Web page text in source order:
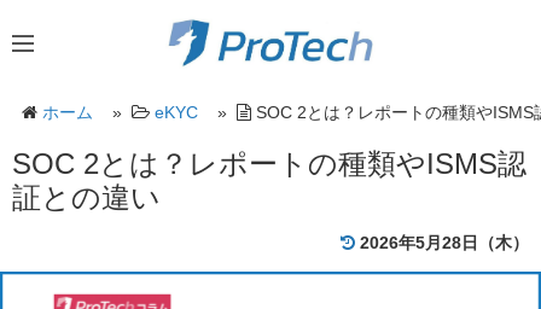
ホーム » eKYC » SOC 2とは？レポートの種類やISMS
SOC 2とは？レポートの種類やISMS認
証との違い
2026年5月28日（木）